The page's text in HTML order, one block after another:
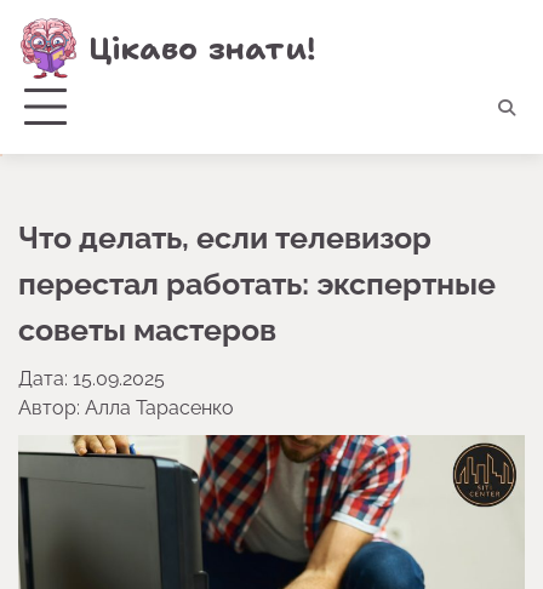
Перейти
до
вмісту
Цікаво знати!
Что делать, если телевизор
перестал работать: экспертные
советы мастеров
Дата: 15.09.2025
Автор: Алла Тарасенко